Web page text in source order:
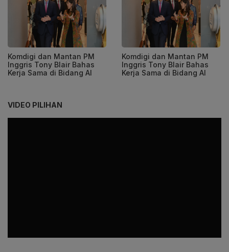
Komdigi dan Mantan PM
Inggris Tony Blair Bahas
Kerja Sama di Bidang AI
Komdigi dan Mantan PM
Inggris Tony Blair Bahas
Kerja Sama di Bidang AI
VIDEO PILIHAN